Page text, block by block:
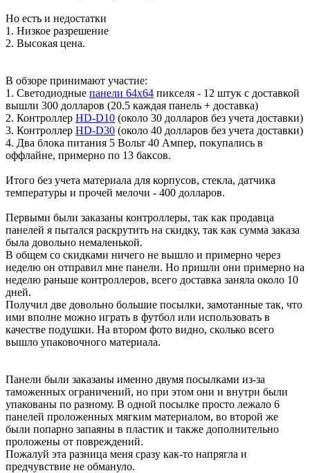
Но есть и недостатки
1. Низкое разрешение
2. Высокая цена.
В обзоре принимают участие:
1. Светодиодные панели 64х64 пикселя - 12 штук с доставкой
вышли 300 долларов (20.5 каждая панель + доставка)
2. Контроллер HD-D10 (около 30 долларов без учета доставки)
3. Контроллер HD-D30 (около 40 долларов без учета доставки)
4. Два блока питания 5 Вольт 40 Ампер, покупались в
оффлайне, примерно по 13 баксов.
Итого без учета материала для корпусов, стекла, датчика
температуры и прочей мелочи - 400 долларов.
Первыми были заказаны контроллеры, так как продавца
панелей я пытался раскрутить на скидку, так как сумма заказа
была довольно немаленькой.
В общем со скидками ничего не вышло и примерно через
неделю он отправил мне панели. Но пришли они примерно на
неделю раньше контроллеров, всего доставка заняла около 10
дней.
Получил две довольно большие посылки, замотанные так, что
ими вполне можно играть в футбол или использовать в
качестве подушки. На втором фото видно, сколько всего
вышло упаковочного материала.
Панели были заказаны именно двумя посылками из-за
таможенных ограничений, но при этом они и внутри были
упакованы по разному. В одной посылке просто лежало 6
панелей проложенных мягким материалом, во второй же
были попарно запаяны в пластик и также дополнительно
проложены от повреждений.
Пожалуй эта разница меня сразу как-то напрягла и
предчувствие не обмануло.